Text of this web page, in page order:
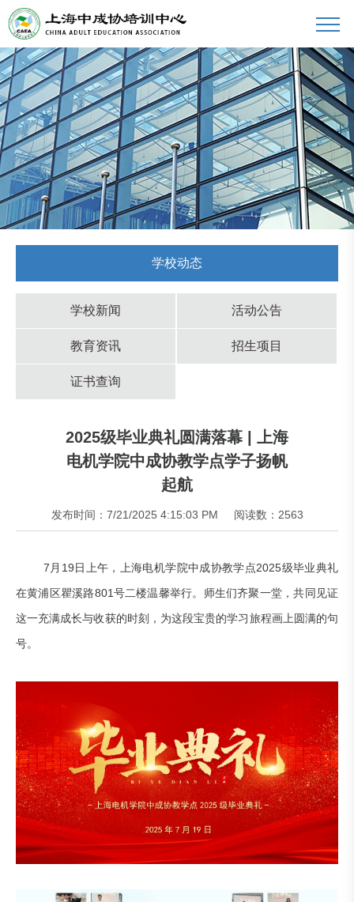
学校动态
学校新闻 活动公告
教育资讯 招生项目
证书查询
2025级毕业典礼圆满落幕 | 上海
电机学院中成协教学点学子扬帆
起航
发布时间：7/21/2025 4:15:03 PM 阅读数：2563
7月19日上午，上海电机学院中成协教学点2025级毕业典礼
在黄浦区瞿溪路801号二楼温馨举行。师生们齐聚一堂，共同见证
这一充满成长与收获的时刻，为这段宝贵的学习旅程画上圆满的句
号。